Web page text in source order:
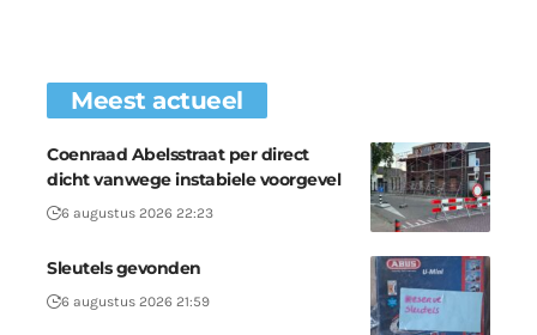
Meest actueel
Coenraad Abelsstraat per direct
dicht vanwege instabiele voorgevel
6 augustus 2026 22:23
Sleutels gevonden
6 augustus 2026 21:59